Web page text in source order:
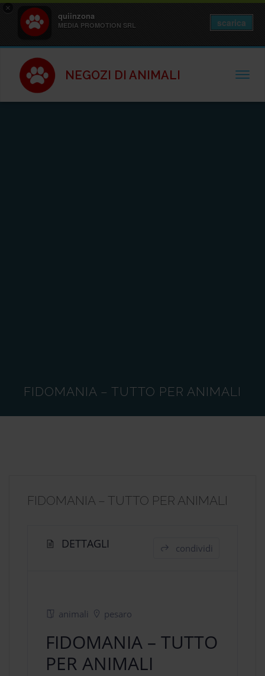
×
quiinzona
MEDIA PROMOTION SRL scarica
NEGOZI DI ANIMALI
FIDOMANIA – TUTTO PER ANIMALI
FIDOMANIA – TUTTO PER ANIMALI
DETTAGLI condividi
animali pesaro
FIDOMANIA – TUTTO
PER ANIMALI